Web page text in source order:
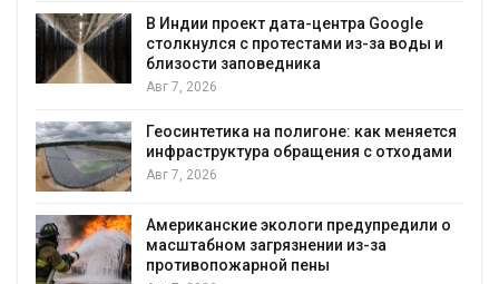
воду
Авг 7, 2026
Дождевая вода с крыш может помочь
Авг 7, 2026
Минприроды потребовало ускорить
уборку контейнерных площадок
Авг 7, 2026